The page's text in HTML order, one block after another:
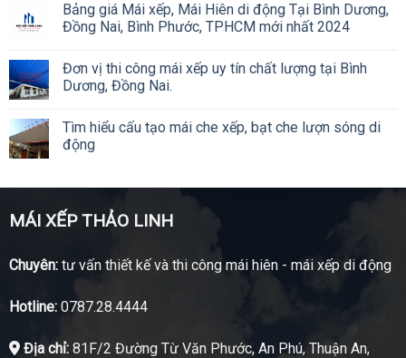
Bảng giá Mái xếp, Mái Hiên di động Tại Bình Dương,
Đồng Nai, Bình Phước, TPHCM mới nhất 2024
Đơn vị thi công mái xếp uy tín chất lượng tại Bình
Dương, Đồng Nai.
Tìm hiểu cấu tạo mái che xếp, bạt che lượn sóng di
động
MÁI XẾP THẢO LINH
Chuyên:tư vấn thiết kế và thi công mái hiên - mái xếp di động
Hotline:0787.28.4444
Địa chỉ:81F/2 Đường Từ Văn Phước, An Phú, Thuận An,